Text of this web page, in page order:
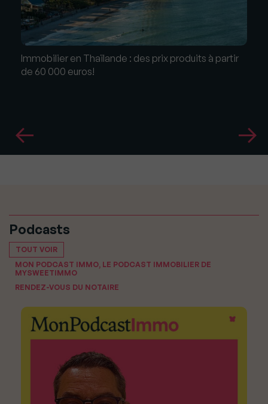
Immobilier en Thaïlande : des prix produits à partir
de 60 000 euros!
Podcasts
TOUT VOIR
MON PODCAST IMMO, LE PODCAST IMMOBILIER DE
MYSWEETIMMO
RENDEZ-VOUS DU NOTAIRE